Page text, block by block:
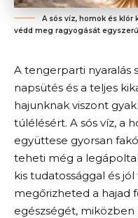
A sós víz, homok és
védd meg ragyogását
A tengerparti nyaralás
napsütés és a teljes
hajunknak viszont
túlélésért. A sós víz, a
együttese gyorsan
teheti még a
kis tudatossággal és
megőrizheted a hajad
egészségét,